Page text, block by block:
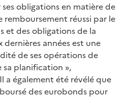
obligations en matière de
remboursement réussi par le
et des obligations de la
dernières années est une
de ses opérations de
planification »,
a également été révélé que
des eurobonds pour